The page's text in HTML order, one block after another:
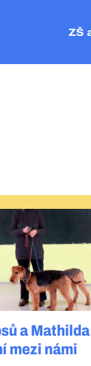
ZŠ
a Mathilda
mezi námi